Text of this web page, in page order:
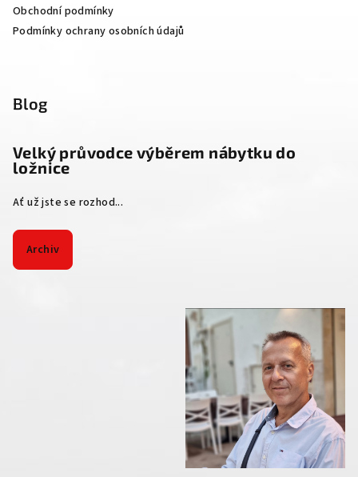
Obchodní podmínky
Podmínky ochrany osobních údajů
Blog
Velký průvodce výběrem nábytku do
ložnice
Ať už jste se rozhod...
Archiv